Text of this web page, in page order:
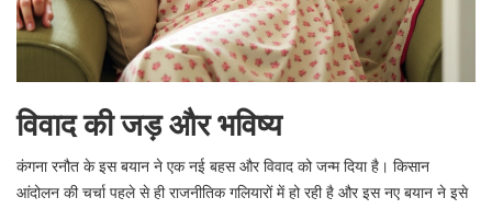
विवाद की जड़ और भविष्य
कंगना रनौत के इस बयान ने एक नई बहस और विवाद को जन्म दिया है। किसान
आंदोलन की चर्चा पहले से ही राजनीतिक गलियारों में हो रही है और इस नए बयान ने इसे